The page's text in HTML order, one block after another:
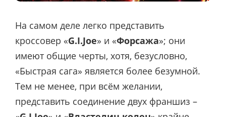
На самом деле легко представить
кроссовер «G.I.Joe» и «Форсажа»; они
имеют общие черты, хотя, безусловно,
«Быстрая сага» является более безумной.
Тем не менее, при всём желании,
представить соединение двух франшиз –